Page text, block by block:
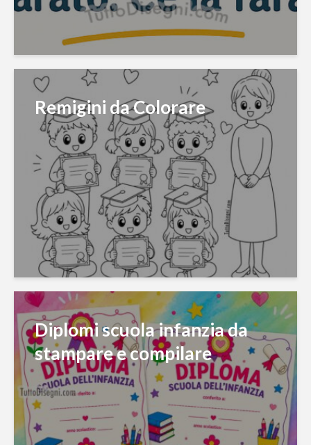
Remigini da Colorare
Diplomi scuola infanzia da
stampare e compilare